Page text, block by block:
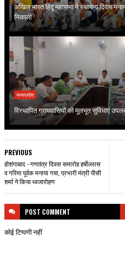
अखिल भारत हिंदू महासभा ने स्थापना दिवस
निकाली
मध्यप्रदेश
विस्थापित ग्रामवासियों को मूलभूत सुविधाएं
PREVIOUS
होशंगाबाद - गणतंत्र दिवस समारोह हर्षोल्लास
व गरिमा पूर्वक मनाया गया, प्रभारी मंत्री पीसी
शर्मा ने किया ध्वजारोहण
POST COMMENT
कोई टिप्पणी नहीं